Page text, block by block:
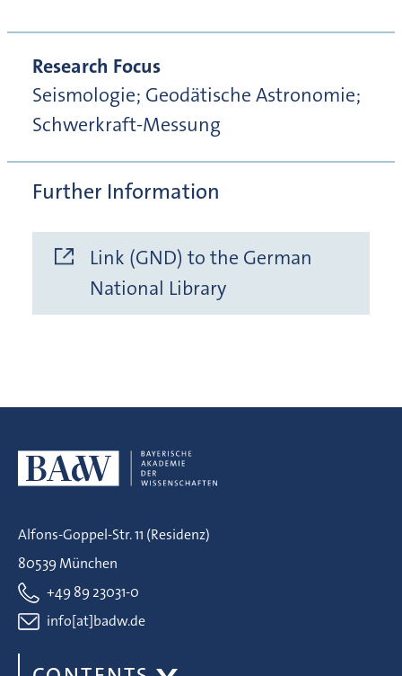
Research Focus
Seismologie; Geodätische Astronomie;
Schwerkraft-Messung
Further Information
Link (GND) to the German
National Library
Alfons-Goppel-Str. 11 (Residenz)
80539 München
+49 89 23031-0
info[at]badw.de